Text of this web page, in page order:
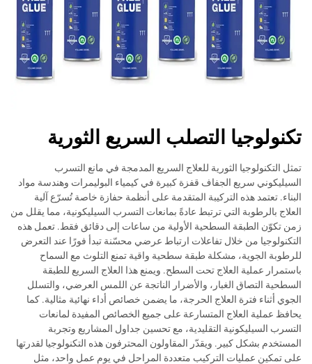
تكنولوجيا التصلب السريع الثورية
تمثل التكنولوجيا الثورية للعلاج السريع المدمجة في مانع التسرب
السيليكوني سريع الجفاف قفزة كبيرة في كيمياء البوليمرات وهندسة مواد
البناء. تعتمد هذه التركيبة المتقدمة على أنظمة حفازة خاصة تُسرّع آلية
العلاج بالرطوبة التي ترتبط عادةً بمانعات التسرب السيليكونية، مما يقلل من
زمن تكوّن الطبقة السطحية الأولية من ساعات إلى دقائق فقط. تعمل هذه
التكنولوجيا من خلال تفاعلات ارتباط عرضي محسّنة تبدأ فورًا عند التعرض
للرطوبة الجوية، مشكلة طبقة سطحية واقية تمنع التلوث مع السماح
باستمرار عملية العلاج تحت السطح. ويمنع هذا العلاج السريع للطبقة
السطحية التصاق الغبار، والأضرار الناتجة عن اللمس العرضي، والتسلل
الجوي أثناء فترة العلاج الحرجة، ما يضمن خصائص أداء نهائية مثالية. كما
يحافظ عملية العلاج المتسارعة على جميع الخصائص المفيدة لمانعات
التسرب السيليكونية التقليدية، مع تحسين جداول المشاريع وتجربة
المستخدم بشكل كبير. ويقدّر المقاولون المحترفون هذه التكنولوجيا لقدرتها
على تمكين عمليات التركيب متعددة المراحل في يوم عمل واحد، مثل